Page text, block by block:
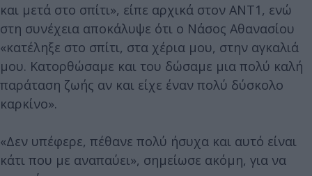
και μετά στο σπίτι», είπε αρχικά στον ΑΝΤ1, ενώ
στη συνέχεια αποκάλυψε ότι ο Νάσος Αθανασίου
«κατέληξε στο σπίτι, στα χέρια μου, στην αγκαλιά
μου. Κατορθώσαμε και του δώσαμε μια πολύ καλή
παράταση ζωής αν και είχε έναν πολύ δύσκολο
καρκίνο».
«Δεν υπέφερε, πέθανε πολύ ήσυχα και αυτό είναι
κάτι που με αναπαύει», σημείωσε ακόμη, για να